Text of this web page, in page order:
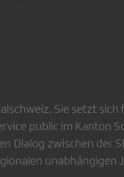
Sie setzt
public im Kanton
Dialog zwischen der
unabhängigen